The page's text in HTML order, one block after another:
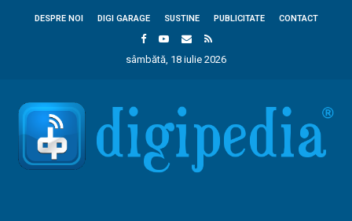
DESPRE NOI DIGI GARAGE SUSTINE PUBLICITATE CONTACT
sâmbătă, 18 iulie 2026